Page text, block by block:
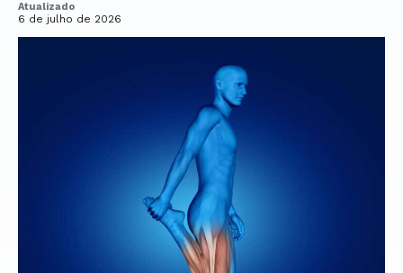
Atualizado
6 de julho de 2026